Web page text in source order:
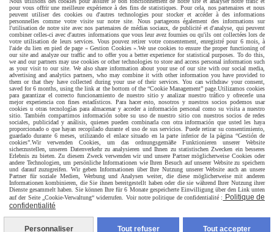
Livraison rapide
pour vous offrir une meilleure expérience à des fins de statistiques. Pour cela, nos partenaires et nous
peuvent utiliser des cookies ou d'autres technologies pour stocker et accéder à des informations
personnelles comme votre visite sur notre site. Nous partageons également des informations sur
l'utilisation de notre site avec nos partenaires de médias sociaux, de publicité et d'analyse, qui peuvent
combiner celles-ci avec d'autres informations que vous leur avez fournies ou qu'ils ont collectées lors de
votre utilisation de leurs services. Vous pouvez retirer votre consentement, enregistré pour 6 mois, à
l'aide du lien en pied de page « Gestion Cookies ». We use cookies to ensure the proper functioning of
our site and analyze our traffic and to offer you a better experience for statistical purposes. To do this,
we and our partners may use cookies or other technologies to store and access personal information such
as your visit to our site. We also share information about your use of our site with our social media,
advertising and analytics partners, who may combine it with other information you have provided to
them or that they have collected during your use of their services. You can withdraw your consent,
saved for 6 months, using the link at the bottom of the “Cookie Management” page. Utilizamos cookies
para garantizar el correcto funcionamiento de nuestro sitio y analizar nuestro tráfico y ofrecerle una
mejor experiencia con fines estadísticos. Para hacer esto, nosotros y nuestros socios podemos usar
cookies u otras tecnologías para almacenar y acceder a información personal como su visita a nuestro
sitio. También compartimos información sobre su uso de nuestro sitio con nuestros socios de redes
sociales, publicidad y análisis, quienes pueden combinarla con otra información que usted les haya
proporcionado o que hayan recopilado durante el uso de sus servicios. Puede retirar su consentimiento,
guardado durante 6 meses, utilizando el enlace situado en la parte inferior de la página “Gestión de
cookies”. Wir verwenden Cookies, um das ordnungsgemäße Funktionieren unserer Website
sicherzustellen, unseren Datenverkehr zu analysieren und Ihnen zu statistischen Zwecken ein besseres
Erlebnis zu bieten. Zu diesem Zweck verwenden wir und unsere Partner möglicherweise Cookies oder
andere Technologien, um persönliche Informationen wie Ihren Besuch auf unserer Website zu speichern
und darauf zuzugreifen. Wir geben Informationen über Ihre Nutzung unserer Website auch an unsere
Partner für soziale Medien, Werbung und Analysen weiter, die diese möglicherweise mit anderen
Informationen kombinieren, die Sie ihnen bereitgestellt haben oder die sie während Ihrer Nutzung ihrer
Dienste gesammelt haben. Sie können Ihre für 6 Monate gespeicherte Einwilligung über den Link unten
auf der Seite „Cookie-Verwaltung“ widerrufen. Voir notre politique de confidentialité :
Politique de
confidentialité
Personnaliser Tout refuser Tout accepter